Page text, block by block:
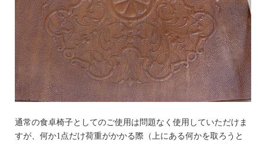
通常の食卓椅子としてのご使用は問題なく使用していただけま
すが、何か1点だけ荷重がかかる際（上にある何かを取ろうと